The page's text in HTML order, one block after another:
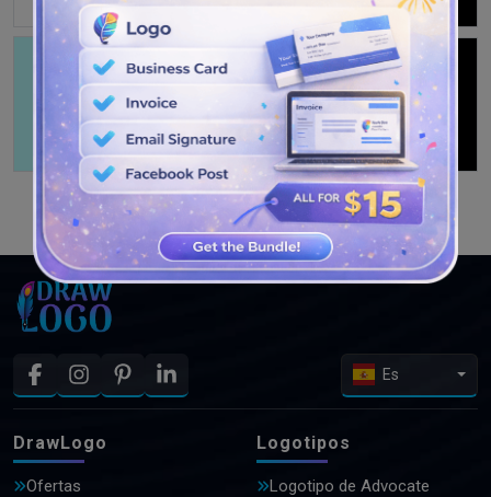
VER MÁS DISEÑOS
Es
DrawLogo
Ofertas
Logotipos
Logotipo de Advocate